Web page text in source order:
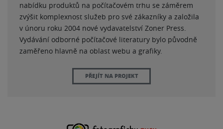
nabídku produktů na počítačovém trhu se záměrem
zvýšit komplexnost služeb pro své zákazníky a založila
v únoru roku 2004 nové vydavatelství Zoner Press.
Vydávání odborné počítačové literatury bylo původně
zaměřeno hlavně na oblast webu a grafiky.
PŘEJÍT NA PROJEKT